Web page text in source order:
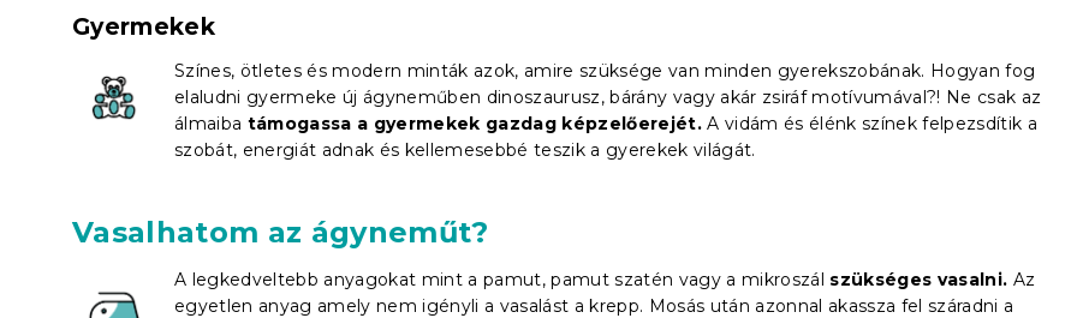
Gyermekek
Színes, ötletes és modern minták azok, amire szüksége van minden gyerekszobának. Hogyan fog
elaludni gyermeke új ágyneműben dinoszaurusz, bárány vagy akár zsiráf motívumával?! Ne csak az
álmaiba támogassa a gyermekek gazdag képzelőerejét.A vidám és élénk színek felpezsdítik a
szobát, energiát adnak és kellemesebbé teszik a gyerekek világát.
Vasalhatom az ágyneműt?
A legkedveltebb anyagokat mint a pamut, pamut szatén vagy a mikroszál szükséges vasalni. Az
egyetlen anyag amely nem igényli a vasalást a krepp. Mosás után azonnal akassza fel száradni a